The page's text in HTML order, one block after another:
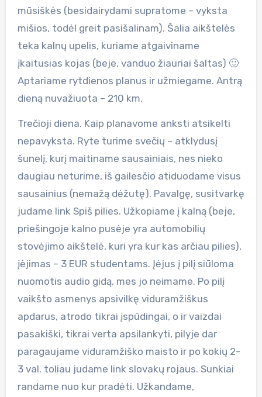
mūsiškės (besidairydami supratome – vyksta
mišios, todėl greit pasišalinam). Šalia aikštelės
teka kalnų upelis, kuriame atgaiviname
įkaitusias kojas (beje, vanduo žiauriai šaltas) 🙂
Aptariame rytdienos planus ir užmiegame. Antrą
dieną nuvažiuota – 210 km.
Trečioji diena. Kaip planavome anksti atsikelti
nepavyksta. Ryte turime svečių – atklydusį
šunelį, kurį maitiname sausainiais, nes nieko
daugiau neturime, iš gailesčio atiduodame visus
sausainius (nemažą dėžutę). Pavalgę, susitvarkę
judame link Spiš pilies. Užkopiame į kalną (beje,
priešingoje kalno pusėje yra automobilių
stovėjimo aikštelė, kuri yra kur kas arčiau pilies),
įėjimas – 3 EUR studentams. Įėjus į pilį siūloma
nuomotis audio gidą, mes jo neimame. Po pilį
vaikšto asmenys apsivilkę viduramžiškus
apdarus, atrodo tikrai įspūdingai, o ir vaizdai
pasakiški, tikrai verta apsilankyti, pilyje dar
paragaujame viduramžiško maisto ir po kokių 2-
3 val. toliau judame link slovakų rojaus. Sunkiai
randame nuo kur pradėti. Užkandame,